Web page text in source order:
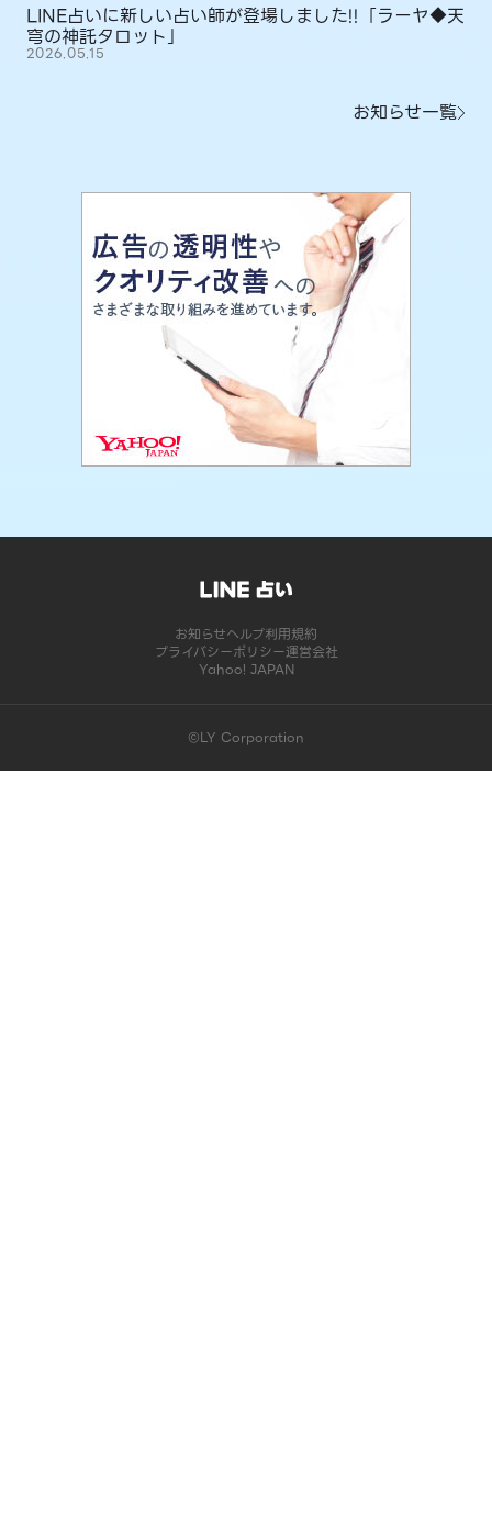
LINE占いに新しい占い師が登場しました!!「ラーヤ◆天
穹の神託タロット」
2026.05.15
お知らせ一覧
お知らせヘルプ利用規約
プライバシーポリシー運営会社
Yahoo! JAPAN
©LY Corporation
このコンテンツは掲載が終了しました | LINE占い